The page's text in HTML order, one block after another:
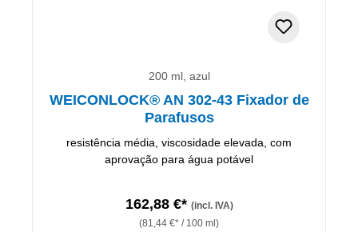
200 ml, azul
WEICONLOCK® AN 302-43 Fixador de
Parafusos
resistência média, viscosidade elevada, com
aprovação para água potável
162,88 €* (incl. IVA)
(81,44 €* / 100 ml)